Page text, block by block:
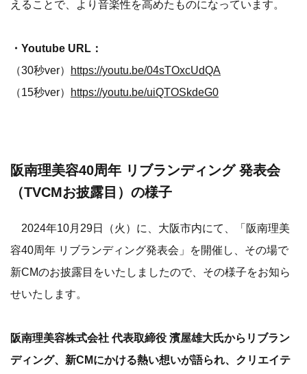
えることで、より音楽性を高めたものになっています。
・Youtube URL：
（30秒ver） https://youtu.be/04sTOxcUdQA
（15秒ver） https://youtu.be/uiQTOSkdeG0
阪南理美容40周年 リブランディング 発表会
（TVCMお披露目）の様子
2024年10月29日（火）に、大阪市内にて、「阪南理美
容40周年 リブランディング発表会」を開催し、その場で
新CMのお披露目をいたしましたので、その様子をお知ら
せいたします。
阪南理美容株式会社 代表取締役 濱屋雄大氏からリブラン
ディング、新CMにかける熱い想いが語られ、クリエイテ